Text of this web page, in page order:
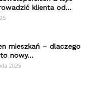
klienta od...
mieszkań – dlaczego
nowy...
2025